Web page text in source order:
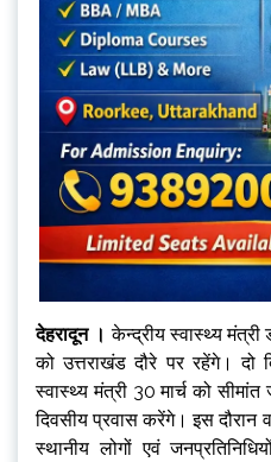
देहरादून । केन्द्रीय स्वास्थ्य मंत्री
को उत्तराखंड दौरे पर रहेंगे। दो
स्वास्थ्य मंत्री 30 मार्च को
दिवसीय प्रवास करेंगे। इस दौरान
स्थानीय लोगों एवं